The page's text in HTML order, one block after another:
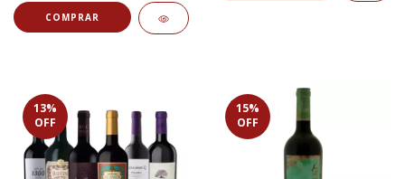
13%
OFF
15%
OFF